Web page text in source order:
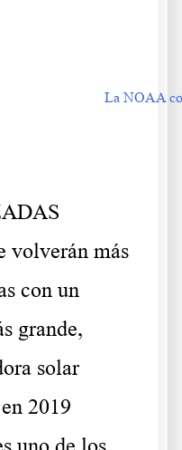
volverán más
con un
grande,
solar
2019